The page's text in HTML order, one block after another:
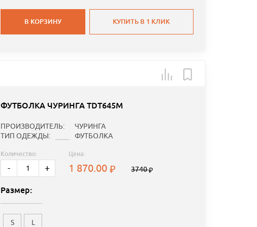
В КОРЗИНУ КУПИТЬ В 1 КЛИК
ФУТБОЛКА ЧУРИНГА TDT645M
ПРОИЗВОДИТЕЛЬ:
ЧУРИНГА
ТИП ОДЕЖДЫ:
ФУТБОЛКА
Количество:
- +
Цена:
1 870.00 3740
Размер:
S L